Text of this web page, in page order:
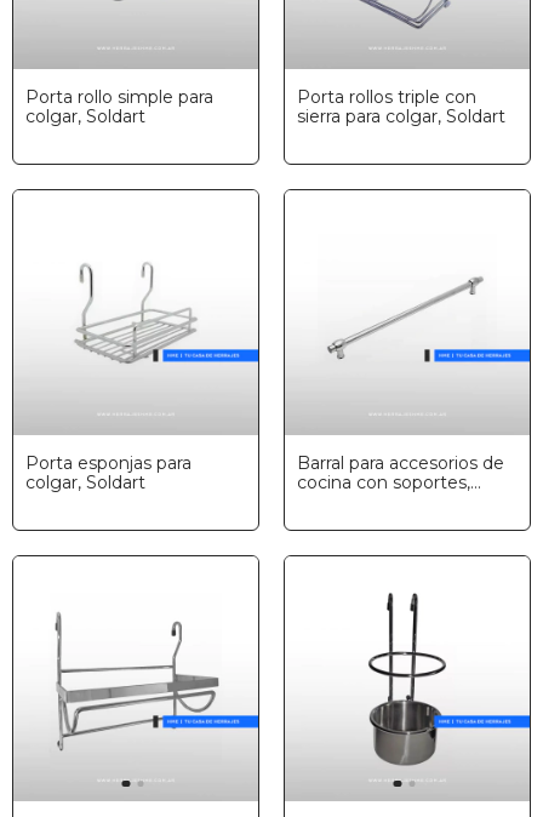
Porta rollo simple para
colgar, Soldart
Porta rollos triple con
sierra para colgar, Soldart
Porta esponjas para
colgar, Soldart
Barral para accesorios de
cocina con soportes,